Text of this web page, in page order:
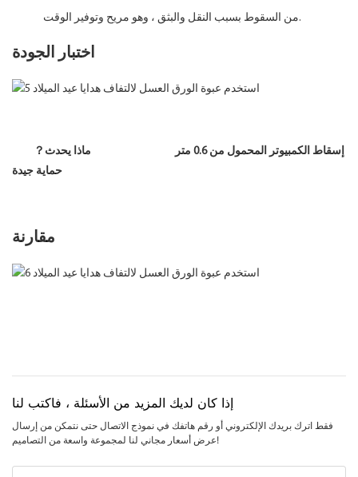
من السقوط بسبب النقل والبثق ، وهو مريح وتوفير الوقت.
اختبار الجودة
إسقاط الكمبيوتر المحمول من 0.6 متر ماذا يحدث？
حماية جيدة
مقارنة
إذا كان لديك المزيد من الأسئلة ، فاكتب لنا
فقط اترك بريدك الإلكتروني أو رقم هاتفك في نموذج الاتصال حتى نتمكن من إرسال
عرض أسعار مجاني لنا لمجموعة واسعة من التصاميم!